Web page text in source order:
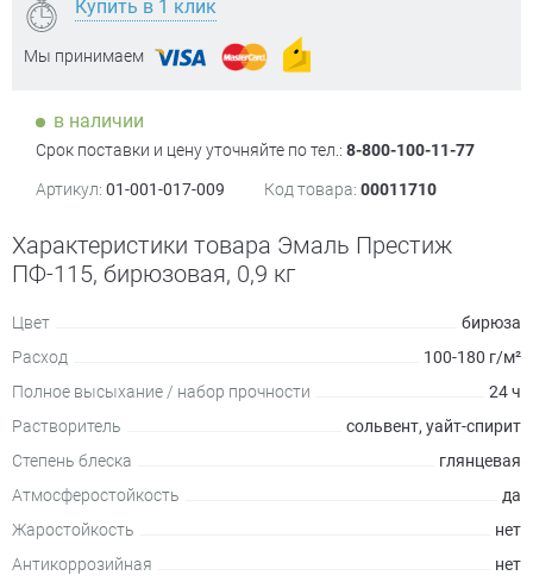
Купить в 1 клик
Мы принимаем
в наличии
Срок поставки и цену уточняйте по тел.: 8-800-100-11-77
Артикул: 01-001-017-009 Код товара: 00011710
Характеристики товара Эмаль Престиж
ПФ-115, бирюзовая, 0,9 кг
Цвет
бирюза
Расход
100-180 г/м²
Полное высыхание / набор прочности
24 ч
Растворитель
сольвент, уайт-спирит
Степень блеска
глянцевая
Атмосферостойкость
да
Жаростойкость
нет
Антикоррозийная
нет